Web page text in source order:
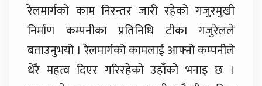
रेलमार्गको काम निरन्तर जारी रहेको गजुरमुखी
निर्माण कम्पनीका प्रतिनिधि टीका गजुरेलले
बताउनुभयो । रेलमार्गको कामलाई आफ्नो कम्पनीले
धेरै महत्व दिएर गरिरहेको उहाँको भनाइ छ ।